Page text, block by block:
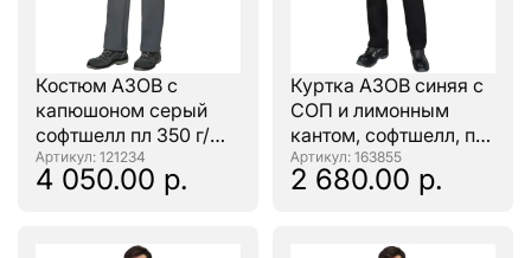
Костюм АЗОВ с
капюшоном серый
софтшелл пл 350 г/
кв.м
: 121234
4 050.00 р.
Куртка АЗОВ синяя с
СОП и лимонным
кантом, софтшелл, пл
350 г/кв.м
: 163855
2 680.00 р.